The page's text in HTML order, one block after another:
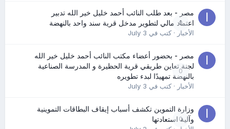
0
مصر - بعد طلب النائب أحمد خليل خير الله تدبير
اعتماد مالي لتطوير مدخل قرية سند واحد بالنهضة
الأخبار· كتب في July 3
0
مصر - بحضور أعضاء مكتب النائب أحمد خليل خير الله
لجنة تعاين طريقي قرية الحظيرة و المدرسة الصناعية
بالنهضة تمهيدًا لبدء تطويره
الأخبار· كتب في July 3
0
وزارة التموين تكشف أسباب إيقاف البطاقات التموينية
وآلية استعادتها